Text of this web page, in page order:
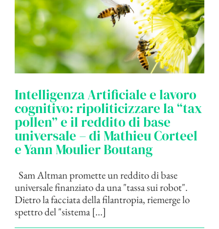
Intelligenza Artificiale e lavoro
cognitivo: ripoliticizzare la “tax
pollen” e il reddito di base
universale – di Mathieu Corteel
e Yann Moulier Boutang
Sam Altman promette un reddito di base
universale finanziato da una "tassa sui robot".
Dietro la facciata della filantropia, riemerge lo
spettro del "sistema [...]